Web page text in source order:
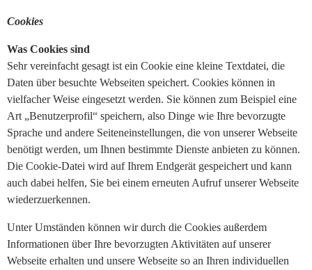
Cookies
Was Cookies sind
Sehr vereinfacht gesagt ist ein Cookie eine kleine Textdatei, die
Daten über besuchte Webseiten speichert. Cookies können in
vielfacher Weise eingesetzt werden. Sie können zum Beispiel eine
Art „Benutzerprofil“ speichern, also Dinge wie Ihre bevorzugte
Sprache und andere Seiteneinstellungen, die von unserer Webseite
benötigt werden, um Ihnen bestimmte Dienste anbieten zu können.
Die Cookie-Datei wird auf Ihrem Endgerät gespeichert und kann
auch dabei helfen, Sie bei einem erneuten Aufruf unserer Webseite
wiederzuerkennen.
Unter Umständen können wir durch die Cookies außerdem
Informationen über Ihre bevorzugten Aktivitäten auf unserer
Webseite erhalten und unsere Webseite so an Ihren individuellen